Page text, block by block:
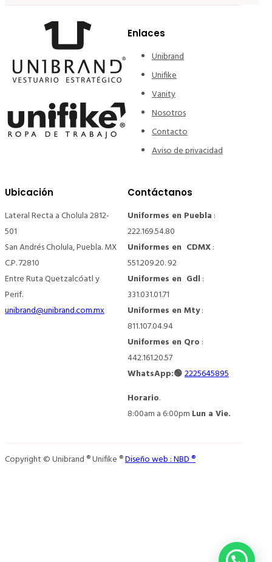
Enlaces
Unibrand
Unifike
Vanity
Nosotros
Contacto
Aviso de privacidad
Ubicación
Lateral Recta a Cholula 2812-
501
San Andrés Cholula, Puebla. MX
C.P. 72810
Entre Ruta Quetzalcóatl y
Perif.
unibrand@unibrand.com.mx
Contáctanos
Uniformes en Puebla :
222.169.54.80
Uniformes en CDMX:
551.209.20. 92
Uniformes en Gdl :
331.031.01.71
Uniformes en Mty:
811.107.04.94
Uniformes en Qro :
442.161.20.57
WhatsApp:🟢2225645895
Horario.
8:00am a 6:00pm Lun a Vie.
Copyright © Unibrand ® Unifike ®Diseño web : NBD ®